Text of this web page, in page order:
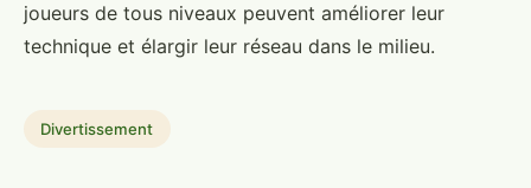
joueurs de tous niveaux peuvent améliorer leur
technique et élargir leur réseau dans le milieu.
Divertissement